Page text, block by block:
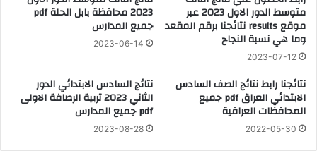
متوسط الدور الاول 2023 عبر
موقع results نتائجنا برقم المقعد
وما هي نسبة النجاح
2023-07-12
2023 محافظة بابل الحلة pdf
جميع المدارس
2023-06-14
نتائجنا رابط نتائج الصف السادس
الابتدائي العراق pdf جميع
المحافظات العراقية
2022-05-30
نتائج السادس الابتدائي الدور
الثاني 2023 تربية الرصافة الاولى
pdf جميع المدارس
2023-08-28